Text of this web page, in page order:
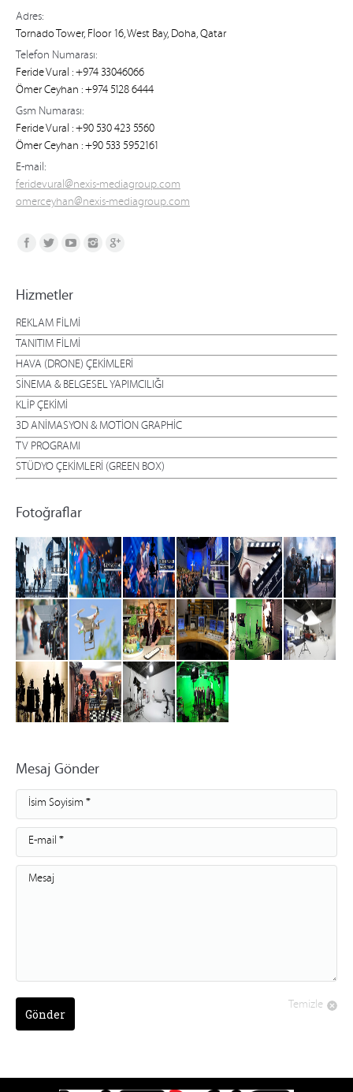
Adres:
Tornado Tower, Floor 16, West Bay, Doha, Qatar
Telefon Numarası:
Feride Vural : +974 33046066
Ömer Ceyhan : +974 5128 6444
Gsm Numarası:
Feride Vural : +90 530 423 5560
Ömer Ceyhan : +90 533 5952161
E-mail:
feridevural@nexis-mediagroup.com
omerceyhan@nexis-mediagroup.com
Find us on:
Hizmetler
REKLAM FİLMİ
TANITIM FİLMİ
HAVA (DRONE) ÇEKİMLERİ
SİNEMA & BELGESEL YAPIMCILIĞI
KLİP ÇEKİMİ
3D ANİMASYON & MOTİON GRAPHİC
TV PROGRAMI
STÜDYO ÇEKİMLERİ (GREEN BOX)
Fotoğraflar
Mesaj Gönder
İsim Soyisim *
E-mail *
Mesaj
Gönder Temizle